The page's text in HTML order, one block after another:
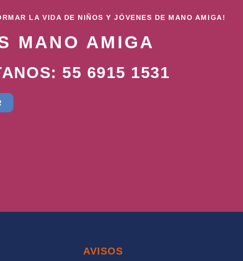
LA VIDA DE NIÑOS Y JÓVENES DE MANO AMIGA!
MANO AMIGA
55 6915 1531
AVISOS